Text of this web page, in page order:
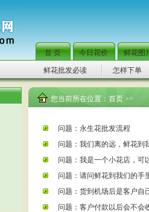
首 页 今日花价 鲜花图
鲜花批发必读 怎样下单
您当前所在位置： 首页 >>
问题：永生花批发流程
问题：我们离的远，鲜花到
问题：我是一个小花店，可
问题：请问鲜花到我们的手
问题：货到机场后是客户自
问题：客户付款以后会不会